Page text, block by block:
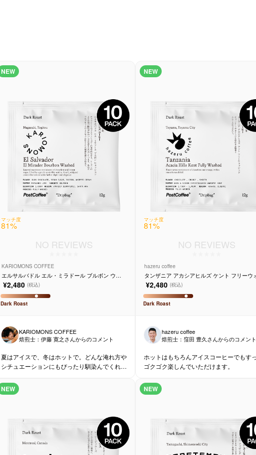
NEW
マッチ度
81%
NO REVIEWS
KARIOMONS COFFEE
エルサルバドル エル・ミラドール ブルボン ウォ
ッシュド 10個入り
¥2,480 (税込)
Dark Roast
KARIOMONS COFFEE
焙煎士： 伊藤 寛之さんからのコメント
夏はアイスで、冬はホットで。どんな淹れ方や
シチュエーションにもぴったり馴染んでくれま
NEW
マッチ度
81%
NO REVIEWS
hazeru coffee
タンザニア アカシアヒルズ ケント フリーウ
シュド 10個入り
¥2,480 (税込)
Dark Roast
hazeru coffee
焙煎士： 窪田 豊久 さんからのコメント
ホットはもちろんアイスコーヒーでもす
ゴクゴク楽しんでいただけます。
NEW NEW